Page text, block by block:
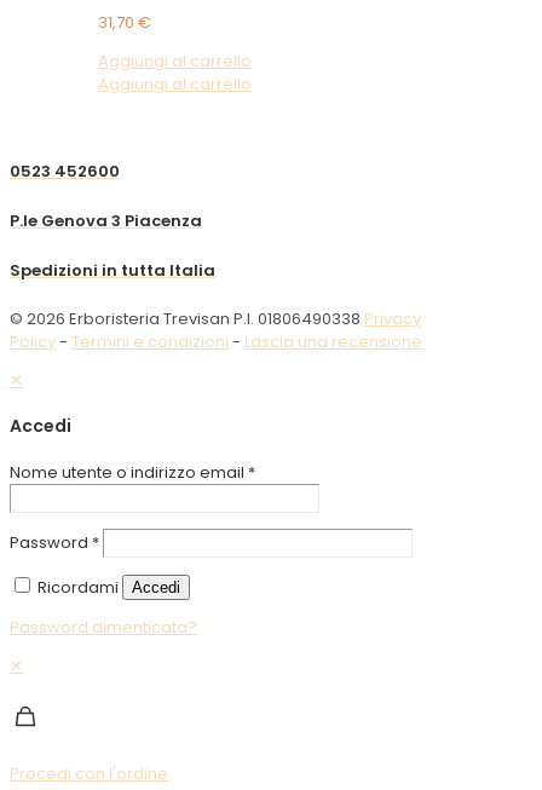
31,70 €
Aggiungi al carrello
Aggiungi al carrello
0523 452600
P.le Genova 3 Piacenza
Spedizioni in tutta Italia
© 2026 Erboristeria Trevisan P.I. 01806490338 Privacy
Policy- Termini e condizioni - Lascia una recensione
✕
Accedi
Nome utente o indirizzo email *
Password *
Ricordami
Accedi
Password dimenticata?
✕
Procedi con l'ordine